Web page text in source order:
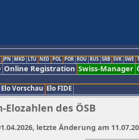
JPN MKD LTU NED POL POR ROU RUS SRB SVK SWE
Online Registration Swiss-Manager
Elo Vorschau Elo FIDE
des ÖSB
letzte Änderung am